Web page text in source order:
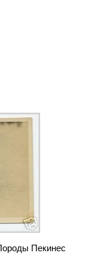
Пекинес